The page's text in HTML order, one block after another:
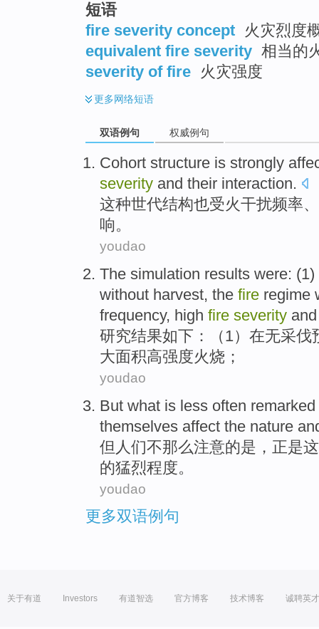
短语
fire severity concept 火灾烈度
equivalent fire severity 相当的
severity of fire 火灾强度
更多网络短语
双语例句 权威例句
Cohort structure is strongly
severity and their interaction.
这种世代结构也受火干扰频率
响。
youdao
The simulation results were: (1)
without harvest, the fire regime
frequency, high fire severity
研究结果如下：（1）在无采伐
大面积高强度火烧 ；
youdao
But what is less often remarked
themselves affect the nature
但 人们不那么注意的是 ，正是
的猛烈程度。
youdao
更多双语例句
关于有道 Investors 有道智选 官方博客 技术博客 诚聘英才